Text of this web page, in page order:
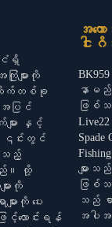
ငံရှိ
များကို
ဆိုက်တစ်ခု
အပြင်
ျား နှင့်
၎င်းတွင်
းသည့်
ည်။ ထို့
းကို
ားကို ပေး
င့်လောင်းရန်
အကေ
ငါးဂိမ်
နာမ
ဖြစ်
များ
ဖြစ်
သည် ရ
အပါအ